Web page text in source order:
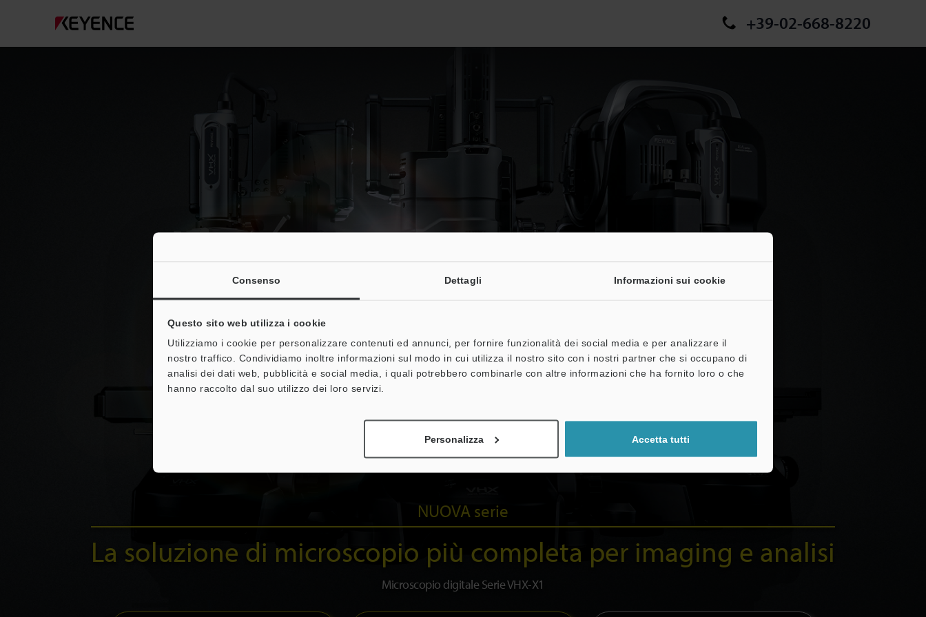
Consenso Dettagli Informazioni sui cookie
Questo sito web utilizza i cookie
Utilizziamo i cookie per personalizzare contenuti ed annunci, per fornire funzionalità dei social media e per analizzare il
nostro traffico. Condividiamo inoltre informazioni sul modo in cui utilizza il nostro sito con i nostri partner che si occupano di
analisi dei dati web, pubblicità e social media, i quali potrebbero combinarle con altre informazioni che ha fornito loro o che
hanno raccolto dal suo utilizzo dei loro servizi.
Personalizza Accetta tutti
+39-02-668-8220
NUOVA serie
La soluzione di microscopio più completa per imaging e analisi
Microscopio digitale Serie VHX-X1